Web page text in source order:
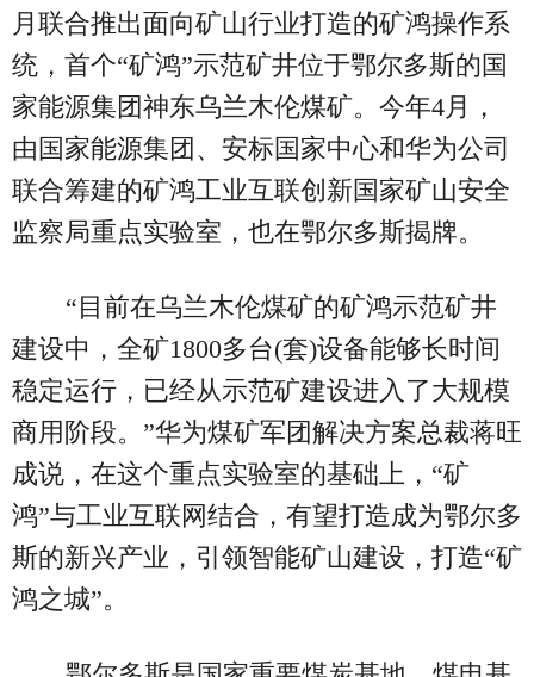
月联合推出面向矿山行业打造的矿鸿操作系
统，首个“矿鸿”示范矿井位于鄂尔多斯的国
家能源集团神东乌兰木伦煤矿。今年4月，
由国家能源集团、安标国家中心和华为公司
联合筹建的矿鸿工业互联创新国家矿山安全
监察局重点实验室，也在鄂尔多斯揭牌。
“目前在乌兰木伦煤矿的矿鸿示范矿井
建设中，全矿1800多台(套)设备能够长时间
稳定运行，已经从示范矿建设进入了大规模
商用阶段。”华为煤矿军团解决方案总裁蒋旺
成说，在这个重点实验室的基础上，“矿
鸿”与工业互联网结合，有望打造成为鄂尔多
斯的新兴产业，引领智能矿山建设，打造“矿
鸿之城”。